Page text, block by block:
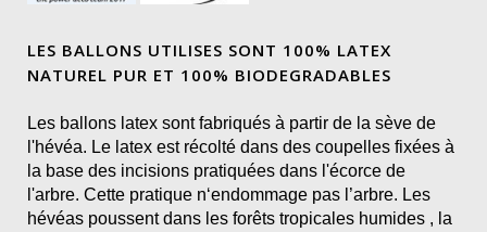
LES BALLONS UTILISES SONT 100% LATEX
NATUREL PUR ET 100% BIODEGRADABLES
Les ballons latex sont fabriqués à partir de la sève de
l'hévéa. Le latex est récolté dans des coupelles fixées à
la base des incisions pratiquées dans l'écorce de
l'arbre. Cette pratique n‘endommage pas l’arbre. Les
hévéas poussent dans les forêts tropicales humides , la